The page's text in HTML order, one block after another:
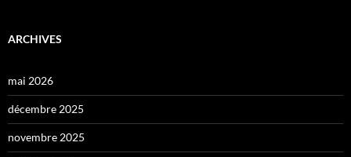
ARCHIVES
mai 2026
décembre 2025
novembre 2025